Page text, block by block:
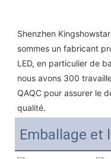
Shenzhen
sommes un fabricant
LED, en particulier de
nous avons 300
QAQC pour assurer le
qualité.
Emballage et